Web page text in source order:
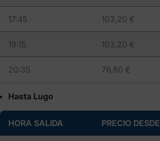
17:45 103,20 €
19:15 103,20 €
20:35 76,80 €
Hasta Lugo
HORA SALIDA PRECIO DESDE